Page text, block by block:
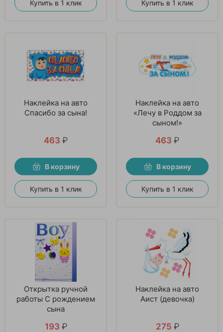
Купить в 1 клик Купить в 1 клик
Наклейка на авто
Спасибо за сына!
463 ₽
В корзину
Купить в 1 клик
Наклейка на авто
«Лечу в Роддом за
сыном!»
463 ₽
В корзину
Купить в 1 клик
Открытка ручной
работы С рождением
сына
193 ₽
Наклейка на авто
Аист (девочка)
275 ₽